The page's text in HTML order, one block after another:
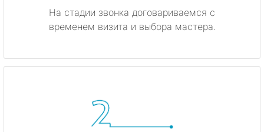
На стадии звонка договариваемся с
временем визита и выбора мастера.